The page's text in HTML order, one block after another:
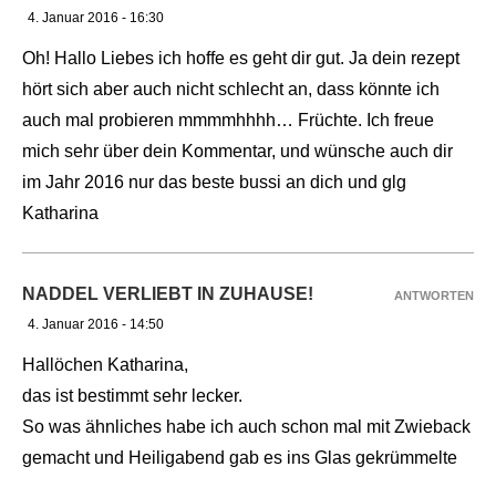
4. Januar 2016 - 16:30
Oh! Hallo Liebes ich hoffe es geht dir gut. Ja dein rezept
hört sich aber auch nicht schlecht an, dass könnte ich
auch mal probieren mmmmhhhh… Früchte. Ich freue
mich sehr über dein Kommentar, und wünsche auch dir
im Jahr 2016 nur das beste bussi an dich und glg
Katharina
NADDEL VERLIEBT IN ZUHAUSE!
4. Januar 2016 - 14:50
Hallöchen Katharina,
das ist bestimmt sehr lecker.
So was ähnliches habe ich auch schon mal mit Zwieback
gemacht und Heiligabend gab es ins Glas gekrümmelte
ANTWORTEN